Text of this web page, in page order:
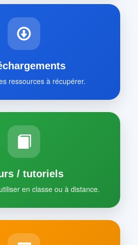
ressources à récupérer.
/ tutoriels
en classe ou à distance.